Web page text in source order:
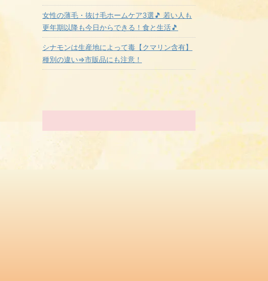
女性の薄毛・抜け毛ホームケア3選🎵 若い人も
更年期以降も今日からできる！食と生活🎵
シナモンは生産地によって毒【クマリン含有】
種別の違い⇒市販品にも注意！